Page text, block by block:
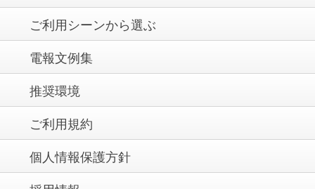
ご利用シーンから選ぶ
電報文例集
推奨環境
ご利用規約
個人情報保護方針